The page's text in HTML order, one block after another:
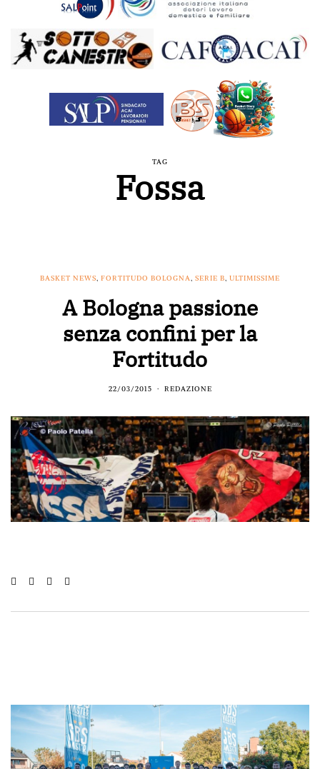
TAG
Fossa
BASKET NEWS, FORTITUDO BOLOGNA, SERIE B, ULTIMISSIME
A Bologna passione
senza confini per la
Fortitudo
22/03/2015 REDAZIONE